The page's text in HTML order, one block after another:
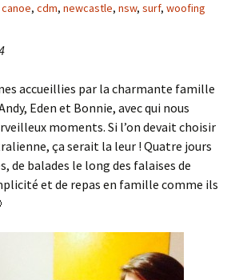
canoe, cdm, newcastle, nsw, surf, woofing
accueillies par la charmante famille
Eden et Bonnie, avec qui nous
moments. Si l’on devait choisir
ça serait la leur ! Quatre jours
de balades le long des falaises de
et de repas en famille comme ils